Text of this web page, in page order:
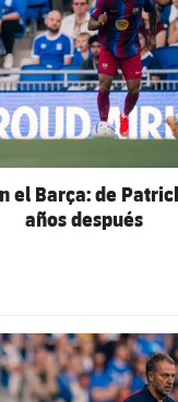
el Barça: de
años después
FCB